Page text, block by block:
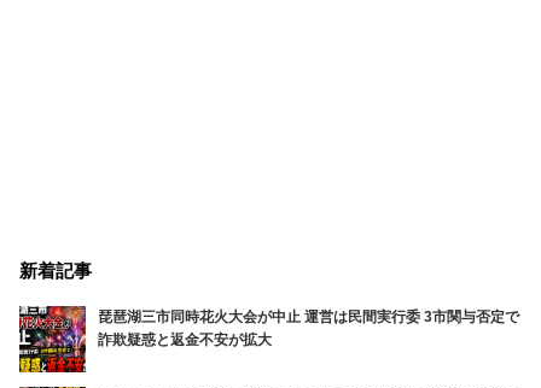
新着記事
琵琶湖三市同時花火大会が中止 運営は民間実行委 3市関与否定で
詐欺疑惑と返金不安が拡大